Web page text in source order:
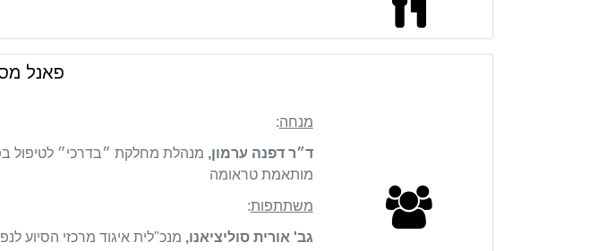
פאנל
מנחה:
ד״ר דפנה ערמון, מנהלת מחלקת ״בדרכי״ לטיפול
מותאמת טראומה
משתתפות:
גב' אורית סוליציאנו, מנכ"לית איגוד מרכזי הסיוע